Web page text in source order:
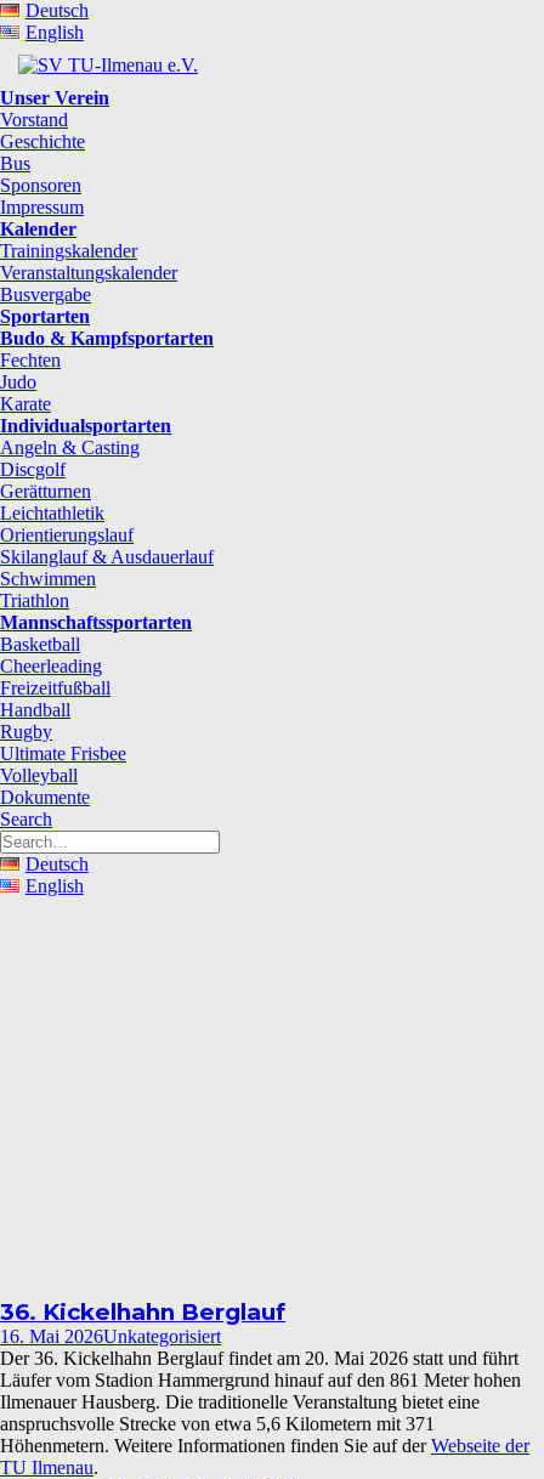
Deutsch
English
Unser Verein
Vorstand
Geschichte
Bus
Sponsoren
Impressum
Kalender
Trainingskalender
Veranstaltungskalender
Busvergabe
Sportarten
Budo & Kampfsportarten
Fechten
Judo
Karate
Individualsportarten
Angeln & Casting
Discgolf
Gerätturnen
Leichtathletik
Orientierungslauf
Skilanglauf & Ausdauerlauf
Schwimmen
Triathlon
Mannschaftssportarten
Basketball
Cheerleading
Freizeitfußball
Handball
Rugby
Ultimate Frisbee
Volleyball
Dokumente
Search
Deutsch
English
36. Kickelhahn Berglauf
16. Mai 2026Unkategorisiert
Der 36. Kickelhahn Berglauf findet am 20. Mai 2026 statt und führt
Läufer vom Stadion Hammergrund hinauf auf den 861 Meter hohen
Ilmenauer Hausberg. Die traditionelle Veranstaltung bietet eine
anspruchsvolle Strecke von etwa 5,6 Kilometern mit 371
Höhenmetern. Weitere Informationen finden Sie auf derWebseite der
TU Ilmenau.